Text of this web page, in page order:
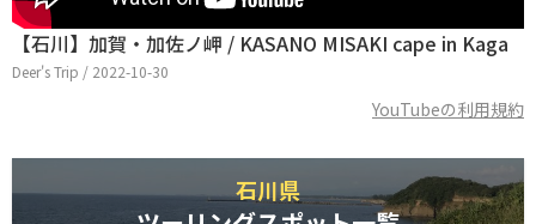
【石川】加賀・加佐ノ岬 / KASANO MISAKI cape in Kaga
Deer's Trip / 2022-10-30
YouTubeの利用規約
石川県